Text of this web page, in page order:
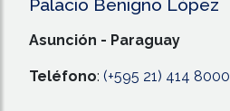
Palacio Benigno López
Asunción - Paraguay
Teléfono: (+595 21) 414 8000